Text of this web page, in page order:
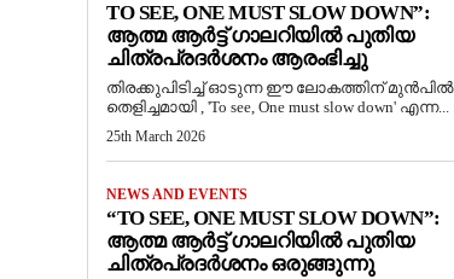
TO SEE, ONE MUST SLOW DOWN”:
ആത്മ ആർട്ട് ഗാലറിയിൽ പുതിയ
ചിത്രപ്രദർശനം ആരംഭിച്ചു
തിരക്കുപിടിച്ച് ഓടുന്ന ഈ ലോകത്തിന് മുൻപിൽ
തെളിച്ചമായി , 'To see, One must slow down' എന്ന...
25th March 2026
NEWS AND EVENTS
“TO SEE, ONE MUST SLOW DOWN”:
ആത്മ ആർട്ട് ഗാലറിയിൽ പുതിയ
ചിത്രപ്രദർശനം ഒരുങ്ങുന്നു